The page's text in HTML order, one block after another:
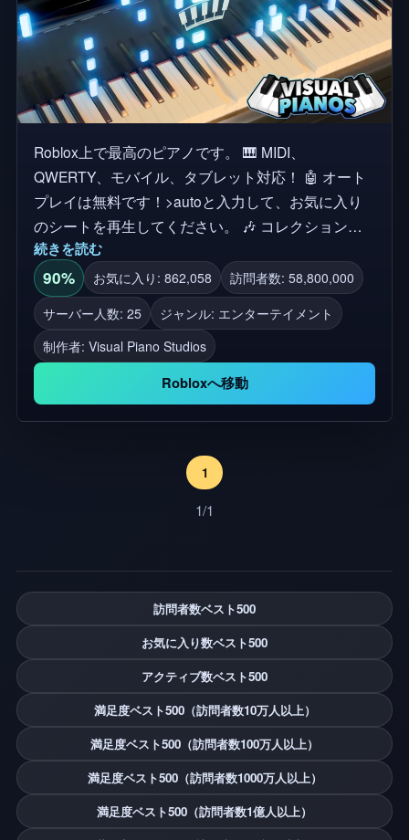
Roblox上で最高のピアノです。 🎹 MIDI、
QWERTY、モバイル、タブレット対応！ 🤖 オート
プレイは無料です！>autoと入力して、お気に入り
のシートを再生してください。 🎶 コレクションか
ら4つのサウンドフォントをミックスしてマッチさ
せましょう。 🎨 ピアノの色をカスタマイズし、特
殊効果を試して、限定のペットを購入しましょう！
Robuxの取引は、受け取るまで1週間程度かかるこ
とがあります。
続きを読む
90% お気に入り: 862,058
訪問者数: 58,800,000
サーバー人数: 25
ジャンル: エンターテイメント
制作者: Visual Piano Studios
Robloxへ移動
1
1/1
訪問者数ベスト500
お気に入り数ベスト500
アクティブ数ベスト500
満足度ベスト500（訪問者数10万人以上）
満足度ベスト500（訪問者数100万人以上）
満足度ベスト500（訪問者数1000万人以上）
満足度ベスト500（訪問者数1億人以上）